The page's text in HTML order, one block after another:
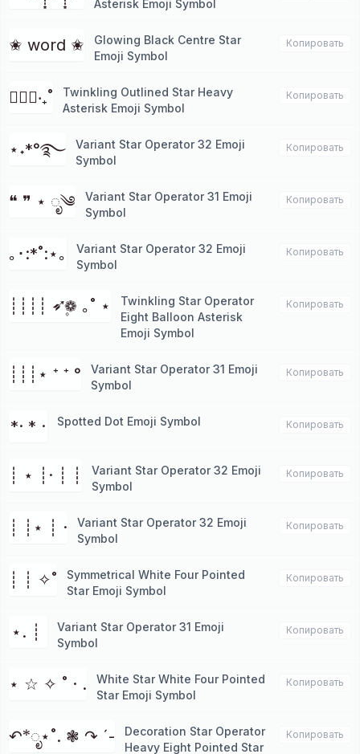
Asterisk Emoji Symbol
✬ word ✬
Glowing Black Centre Star
Emoji Symbol
Копировать
✱ੈ✩‧₊˚
Twinkling Outlined Star Heavy
Asterisk Emoji Symbol
Копировать
⋆˖*°࿐
Variant Star Operator 32 Emoji
Symbol
Копировать
❝ ❞ ⋆ ೃ༄
Variant Star Operator 31 Emoji
Symbol
Копировать
｡･:*˚:⋆｡
Variant Star Operator 32 Emoji
Symbol
Копировать
┊┊┊┊ ➶❁۪ ｡˚ ⋆
Twinkling Star Operator
Eight Balloon Asterisk
Emoji Symbol
Копировать
┊┊┊⋆ ⁺ ⁺ °
Variant Star Operator 31 Emoji
Symbol
Копировать
*· * · Spotted Dot Emoji Symbol Копировать
┊ ⋆ ┊· ┊ ┊
Variant Star Operator 32 Emoji
Symbol
Копировать
┊ ┊⋆ ┊ ·
Variant Star Operator 32 Emoji
Symbol
Копировать
┊ ┊ ✧˚
Symmetrical White Four Pointed
Star Emoji Symbol
Копировать
⋆. ┊ ⁭
Variant Star Operator 31 Emoji
Symbol
Копировать
⋆ ☆ ✧ ˚ · .
White Star White Four Pointed
Star Emoji Symbol
Копировать
↶*ೃ⋆˚. ❃ ↷ ˊ-
Decoration Star Operator
Heavy Eight Pointed Star
Копировать